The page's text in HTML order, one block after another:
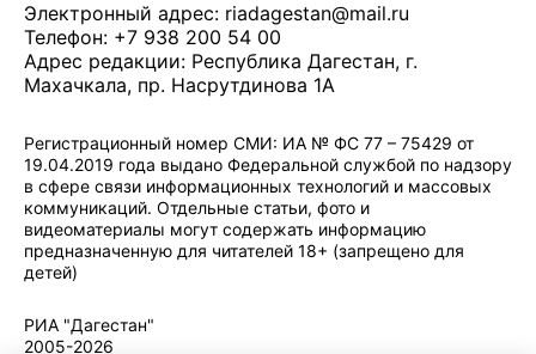
Электронный адрес: riadagestan@mail.ru
Телефон: +7 938 200 54 00
Адрес редакции: Республика Дагестан, г.
Махачкала, пр. Насрутдинова 1А
Регистрационный номер СМИ: ИА № ФС 77 – 75429 от
19.04.2019 года выдано Федеральной службой по надзору
в сфере связи информационных технологий и массовых
коммуникаций. Отдельные статьи, фото и
видеоматериалы могут содержать информацию
предназначенную для читателей 18+ (запрещено для
детей)
РИА "Дагестан"
2005-2026